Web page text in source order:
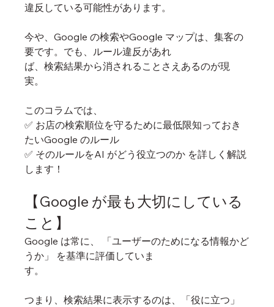
違反している可能性があります。
今や、Google の検索やGoogle マップは、集客の
要です。でも、ルール違反があれ
ば、検索結果から消されることさえあるのが現
実。
このコラムでは、
✅ お店の検索順位を守るために最低限知っておき
たいGoogle のルール
✅ そのルールをAI がどう役立つのか を詳しく解説
します！
【Google が最も大切にしている
こと】
Google は常に、 「ユーザーのためになる情報かど
うか」 を基準に評価していま
す。
つまり、検索結果に表示するのは、「役に立つ」